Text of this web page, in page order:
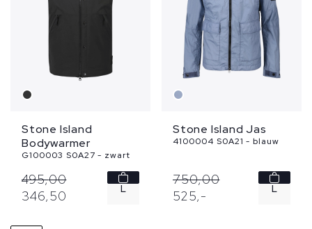
Stone Island
Bodywarmer
G100003 S0A27 - zwart
495,00
346,50 L
Stone Island Jas
4100004 S0A21 - blauw
750,00
525,- L